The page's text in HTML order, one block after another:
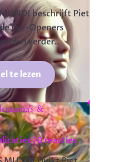
beschrijft Piet
Eye-Openers
verder..
te lezen
&
| 0 reacties